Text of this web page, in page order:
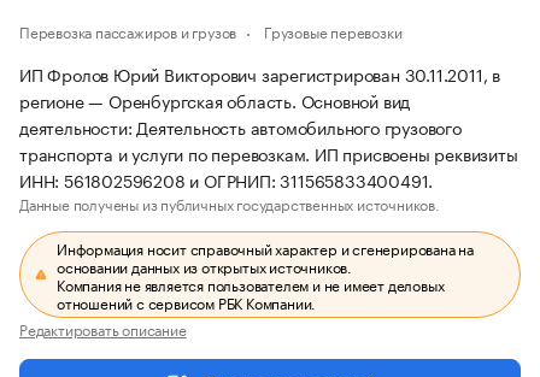
Перевозка пассажиров и грузов Грузовые перевозки
ИП Фролов Юрий Викторович зарегистрирован 30.11.2011, в
регионе — Оренбургская область. Основной вид
деятельности: Деятельность автомобильного грузового
транспорта и услуги по перевозкам. ИП присвоены реквизиты
ИНН: 561802596208 и ОГРНИП: 311565833400491.
Данные получены из публичных государственных источников.
Информация носит справочный характер и сгенерирована на
основании данных из открытых источников.
Компания не является пользователем и не имеет деловых
отношений с сервисом РБК Компании.
Редактировать описание